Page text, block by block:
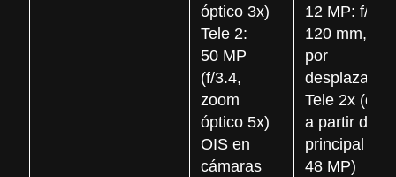
óptico 3x)
Tele 2:
50 MP
(f/3.4,
zoom
óptico 5x)
OIS en
cámaras
12 MP: f/2.8,
120 mm,
por
Tele 2x
a partir de la
principal de
48 MP)